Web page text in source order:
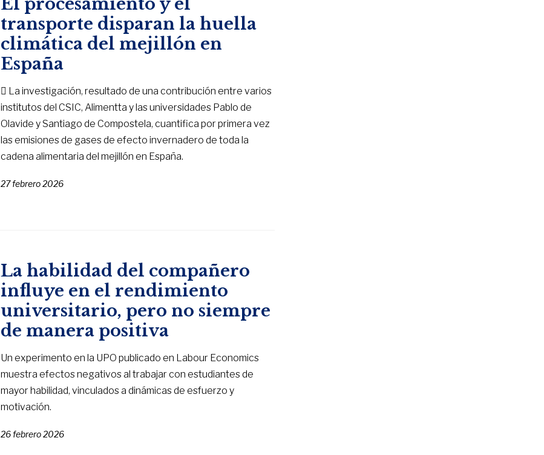
El procesamiento y el
transporte disparan la huella
climática del mejillón en
España
 La investigación, resultado de una contribución entre varios
institutos del CSIC, Alimentta y las universidades Pablo de
Olavide y Santiago de Compostela, cuantifica por primera vez
las emisiones de gases de efecto invernadero de toda la
cadena alimentaria del mejillón en España.
27 febrero 2026
La habilidad del compañero
influye en el rendimiento
universitario, pero no siempre
de manera positiva
Un experimento en la UPO publicado en Labour Economics
muestra efectos negativos al trabajar con estudiantes de
mayor habilidad, vinculados a dinámicas de esfuerzo y
motivación.
26 febrero 2026